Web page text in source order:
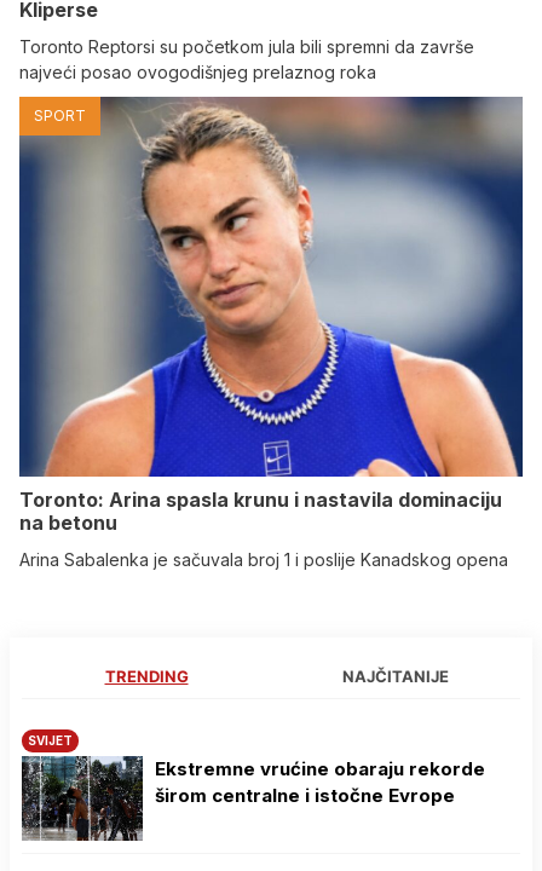
Kliperse
Toronto Reptorsi su početkom jula bili spremni da završe
najveći posao ovogodišnjeg prelaznog roka
SPORT
Toronto: Arina spasla krunu i nastavila dominaciju
na betonu
Arina Sabalenka je sačuvala broj 1 i poslije Kanadskog opena
TRENDING NAJČITANIJE
SVIJET
Ekstremne vrućine obaraju rekorde
širom centralne i istočne Evrope